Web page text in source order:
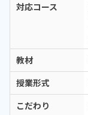
対応コース
教材
授業形式
こだわり